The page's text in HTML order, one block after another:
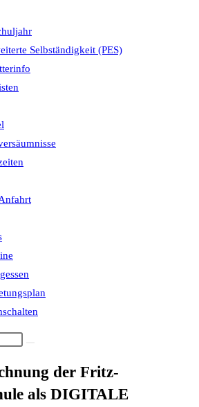
Selbständigkeit (PES)
der Fritz-
als DIGITALE